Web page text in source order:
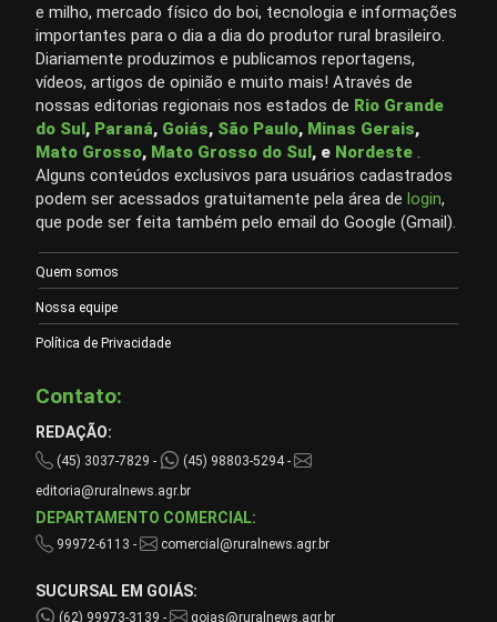
e milho, mercado físico do boi, tecnologia e informações
importantes para o dia a dia do produtor rural brasileiro.
Diariamente produzimos e publicamos reportagens,
vídeos, artigos de opinião e muito mais! Através de
nossas editorias regionais nos estados de Rio Grande
do Sul, Paraná, Goiás, São Paulo, Minas Gerais,
Mato Grosso, Mato Grosso do Sul, e Nordeste .
Alguns conteúdos exclusivos para usuários cadastrados
podem ser acessados gratuitamente pela área de login,
que pode ser feita também pelo email do Google (Gmail).
Quem somos
Nossa equipe
Política de Privacidade
Contato:
REDAÇÃO:
(45) 3037-7829 -
(45) 98803-5294 -
editoria@ruralnews.agr.br
DEPARTAMENTO COMERCIAL:
99972-6113 - comercial@ruralnews.agr.br
SUCURSAL EM GOIÁS:
(62) 99973-3139 - goias@ruralnews.agr.br